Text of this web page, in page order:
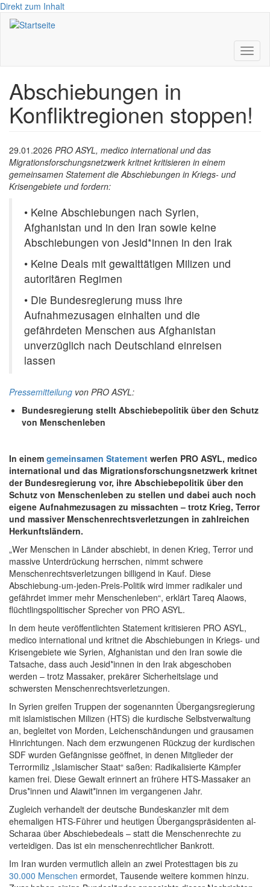
Direkt zum Inhalt
Abschiebungen in
Konfliktregionen stoppen!
29.01.2026 PRO ASYL, medico international und das
Migrationsforschungsnetzwerk kritnet kritisieren in einem
gemeinsamen Statement die Abschiebungen in Kriegs- und
Krisengebiete und fordern:
• Keine Abschiebungen nach Syrien,
Afghanistan und in den Iran sowie keine
Abschiebungen von Jesid*innen in den Irak
• Keine Deals mit gewalttätigen Milizen und
autoritären Regimen
• Die Bundesregierung muss ihre
Aufnahmezusagen einhalten und die
gefährdeten Menschen aus Afghanistan
unverzüglich nach Deutschland einreisen
lassen
Pressemitteilung von PRO ASYL:
Bundesregierung stellt Abschiebepolitik über den Schutz
von Menschenleben
In einem gemeinsamen Statement werfen PRO ASYL, medico
international und das Migrationsforschungsnetzwerk kritnet
der Bundesregierung vor, ihre Abschiebepolitik über den
Schutz von Menschenleben zu stellen und dabei auch noch
eigene Aufnahmezusagen zu missachten – trotz Krieg, Terror
und massiver Menschenrechtsverletzungen in zahlreichen
Herkunftsländern.
„Wer Menschen in Länder abschiebt, in denen Krieg, Terror und
massive Unterdrückung herrschen, nimmt schwere
Menschenrechtsverletzungen billigend in Kauf. Diese
Abschiebung-um-jeden-Preis-Politik wird immer radikaler und
gefährdet immer mehr Menschenleben“, erklärt Tareq Alaows,
flüchtlingspolitischer Sprecher von PRO ASYL.
In dem heute veröffentlichten Statement kritisieren PRO ASYL,
medico international und kritnet die Abschiebungen in Kriegs- und
Krisengebiete wie Syrien, Afghanistan und den Iran sowie die
Tatsache, dass auch Jesid*innen in den Irak abgeschoben
werden – trotz Massaker, prekärer Sicherheitslage und
schwersten Menschenrechtsverletzungen.
In Syrien greifen Truppen der sogenannten Übergangsregierung
mit islamistischen Milizen (HTS) die kurdische Selbstverwaltung
an, begleitet von Morden, Leichenschändungen und grausamen
Hinrichtungen. Nach dem erzwungenen Rückzug der kurdischen
SDF wurden Gefängnisse geöffnet, in denen Mitglieder der
Terrormiliz „Islamischer Staat“ saßen: Radikalisierte Kämpfer
kamen frei. Diese Gewalt erinnert an frühere HTS-Massaker an
Drus*innen und Alawit*innen im vergangenen Jahr.
Zugleich verhandelt der deutsche Bundeskanzler mit dem
ehemaligen HTS-Führer und heutigen Übergangspräsidenten al-
Scharaa über Abschiebedeals – statt die Menschenrechte zu
verteidigen. Das ist ein menschenrechtlicher Bankrott.
Im Iran wurden vermutlich allein an zwei Protesttagen bis zu
30.000 Menschen ermordet, Tausende weitere kommen hinzu.